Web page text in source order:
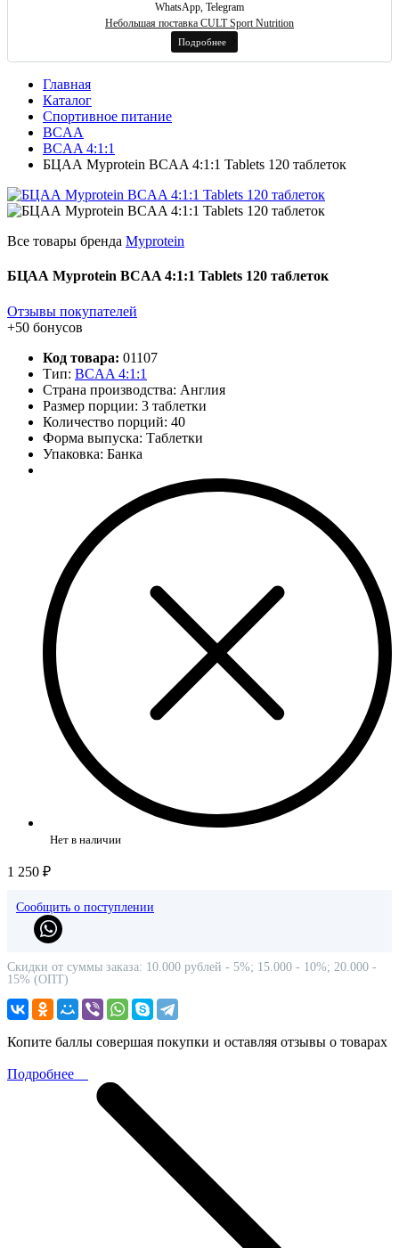
WhatsApp, Telegram
Небольшая поставка CULT Sport Nutrition
Подробнее
Главная
Каталог
Спортивное питание
BCAA
BCAA 4:1:1
БЦАА Myprotein BCAA 4:1:1 Tablets 120 таблеток
Все товары бренда Myprotein
БЦАА Myprotein BCAA 4:1:1 Tablets 120 таблеток
Отзывы покупателей
+50 бонусов
Код товара: 01107
Тип: BCAA 4:1:1
Страна производства: Англия
Размер порции: 3 таблетки
Количество порций: 40
Форма выпуска: Таблетки
Упаковка: Банка
Нет в наличии
1 250 ₽
Сообщить о поступлении
Скидки от суммы заказа: 10.000 рублей - 5%; 15.000 - 10%; 20.000 -
15% (ОПТ)
Копите баллы совершая покупки и оставляя отзывы о товарах
Подробнее